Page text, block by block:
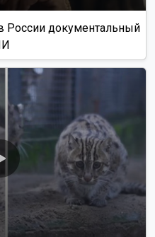
России документальный